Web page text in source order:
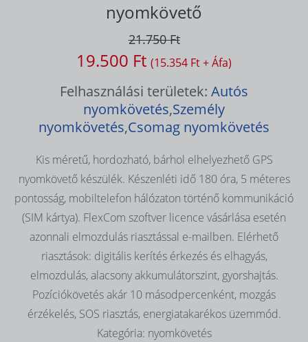
nyomkövető
21.750 Ft
19.500 Ft (15.354 Ft + Áfa)
Felhasználási területek: Autós
nyomkövetés,Személy
nyomkövetés,Csomag nyomkövetés
Kis méretű, hordozható, bárhol elhelyezhető GPS
nyomkövető készülék. Készenléti idő 180 óra, 5 méteres
pontosság, mobiltelefon hálózaton történő kommunikáció
(SIM kártya). FlexCom szoftver licence vásárlása esetén
azonnali elmozdulás riasztással e-mailben. Elérhető
riasztások: digitális kerítés érkezés és elhagyás,
elmozdulás, alacsony akkumulátorszint, gyorshajtás.
Pozíciókövetés akár 10 másodpercenként, mozgás
érzékelés, SOS riasztás, energiatakarékos üzemmód.
Kategória: nyomkövetés